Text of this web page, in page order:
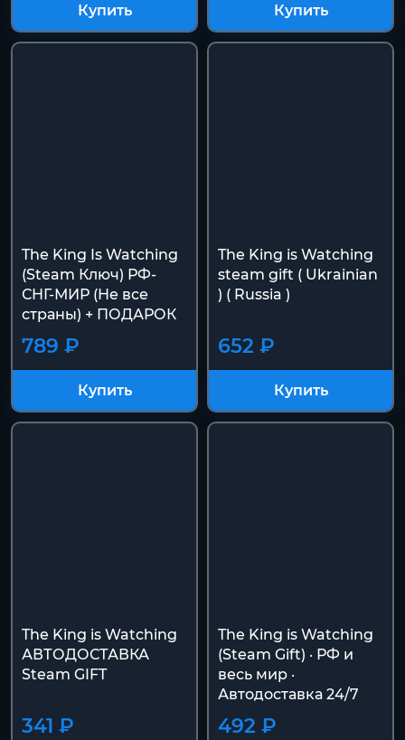
Купить Купить
The King Is Watching
(Steam Ключ) РФ-
СНГ-МИР (Не все
страны) + ПОДАРОК
789 ₽
Купить
The King is Watching
steam gift ( Ukrainian
) ( Russia )
652 ₽
Купить
The King is Watching
АВТОДОСТАВКА
Steam GIFT
341 ₽
The King is Watching
(Steam Gift) · РФ и
весь мир ·
Автодоставка 24/7
492 ₽